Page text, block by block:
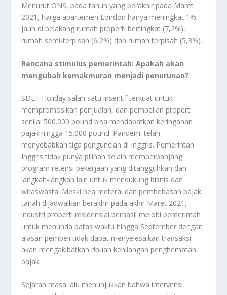
Menurut ONS, pada tahun yang berakhir pada Maret
2021, harga apartemen London hanya meningkat 1%,
jauh di belakang rumah properti bertingkat (7,2%),
rumah semi-terpisah (6,2%) dan rumah terpisah (5,3%).
Rencana stimulus pemerintah: Apakah akan
mengubah kemakmuran menjadi penurunan?
SDLT Holiday salah satu insentif terkuat untuk
mempromosikan penjualan, dan pembelian properti
senilai 500.000 pound bisa mendapatkan keringanan
pajak hingga 15.000 pound. Pandemi telah
menyebabkan tiga penguncian di Inggris. Pemerintah
Inggris tidak punya pilihan selain memperpanjang
program retensi pekerjaan yang ditangguhkan dan
langkah-langkah lain untuk mendukung bisnis dan
wiraswasta. Meski bea meterai dan pembebasan pajak
tanah dijadwalkan berakhir pada akhir Maret 2021,
industri properti residensial berhasil melobi pemerintah
untuk menunda batas waktu hingga September dengan
alasan pembeli tidak dapat menyelesaikan transaksi
akan mengakibatkan ribuan kehilangan penghematan
pajak.
Sejarah masa lalu menunjukkan bahwa intervensi